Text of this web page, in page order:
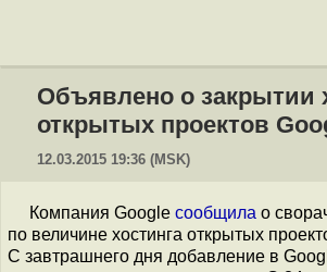
Объявлено о закрытии
открытых проектов
12.03.2015 19:36 (MSK)
Компания Google сообщила о
по величине хостинга открытых
С завтрашнего дня добавление в